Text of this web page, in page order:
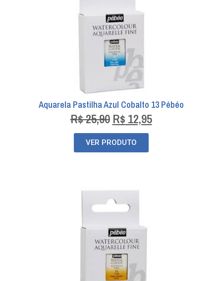
Aquarela Pastilha Azul Cobalto 13 Pébéo
R$25,90 R$ 12,95
VER PRODUTO